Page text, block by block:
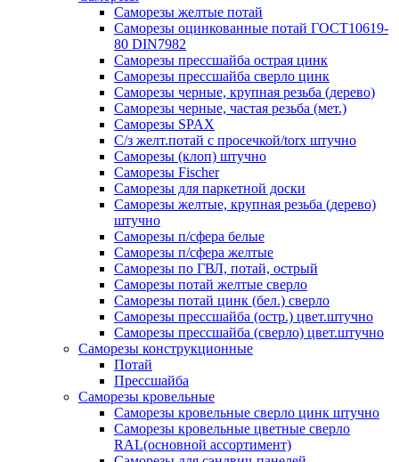
Саморезы желтые потай
Саморезы оцинкованные потай ГОСТ10619-
80 DIN7982
Саморезы прессшайба острая цинк
Саморезы прессшайба сверло цинк
Саморезы черные, крупная резьба (дерево)
Саморезы черные, частая резьба (мет.)
Cаморезы SPAX
С/з желт.потай с просечкой/torx штучно
Саморезы (клоп) штучно
Саморезы Fischer
Саморезы для паркетной доски
Саморезы желтые, крупная резьба (дерево)
штучно
Саморезы п/сфера белые
Саморезы п/сфера желтые
Саморезы по ГВЛ, потай, острый
Саморезы потай желтые сверло
Саморезы потай цинк (бел.) сверло
Саморезы прессшайба (остр.) цвет.штучно
Саморезы прессшайба (сверло) цвет.штучно
Саморезы конструкционные
Потай
Прессшайба
Саморезы кровельные
Саморезы кровельные сверло цинк штучно
Саморезы кровельные цветные сверло
RAL(основной ассортимент)